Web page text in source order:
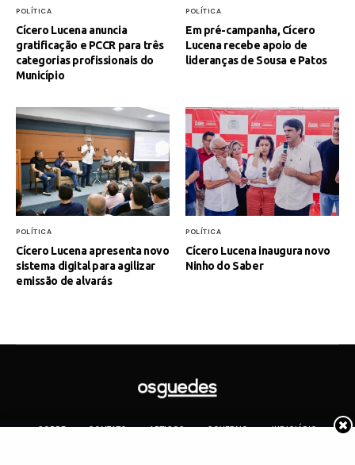
POLÍTICA
Cícero Lucena anuncia
gratificação e PCCR para três
categorias profissionais do
Município
POLÍTICA
Em pré-campanha, Cícero
Lucena recebe apoio de
lideranças de Sousa e Patos
POLÍTICA
Cícero Lucena apresenta novo
sistema digital para agilizar
emissão de alvarás
POLÍTICA
Cícero Lucena inaugura novo
Ninho do Saber
SOBRE CONTATO ARTIGOS GOVERNO
JUDICIÁRIO